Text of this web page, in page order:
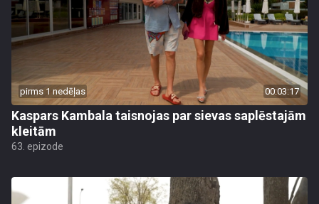
pirms 1 nedēļas 00:03:17
Kaspars Kambala taisnojas par sievas saplēstajām
kleitām
63. epizode